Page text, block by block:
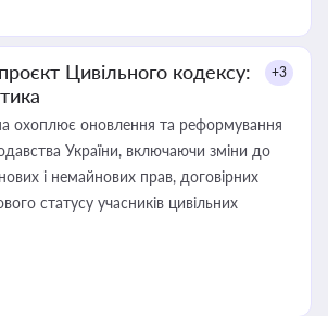
Цивільного кодексу:
+3
охоплює оновлення та реформування
України, включаючи зміни до
і немайнових прав, договірних
статусу учасників цивільних